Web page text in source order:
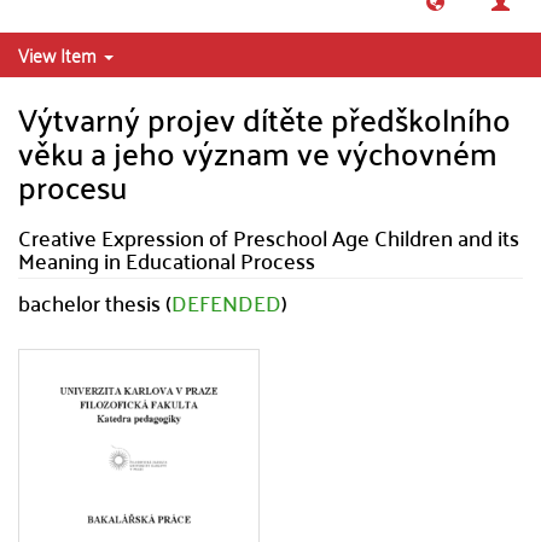
View Item
Výtvarný projev dítěte předškolního
věku a jeho význam ve výchovném
procesu
Creative Expression of Preschool Age Children and its
Meaning in Educational Process
bachelor thesis (DEFENDED)